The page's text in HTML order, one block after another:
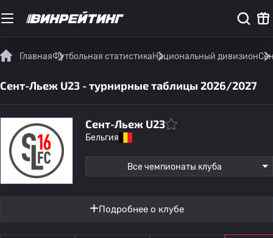
ГлавнаяФутбольная статистикаНациональный дивизион
Сент-Льеж U23 - турнирные таблицы 2026/2027
Сент-Льеж U23
Бельгия
Все чемпионаты клуба
Подробнее о клубе